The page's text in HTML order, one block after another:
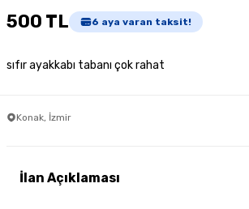
500 TL 6 aya varan taksit!
sıfır ayakkabı tabanı çok rahat
Konak, İzmir
İlan Açıklaması